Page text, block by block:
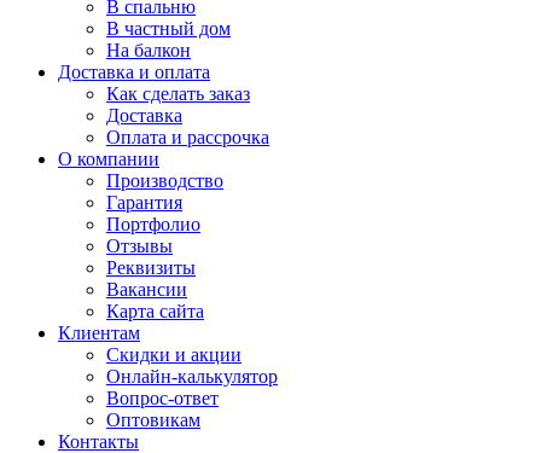
В спальню
В частный дом
На балкон
Доставка и оплата
Как сделать заказ
Доставка
Оплата и рассрочка
О компании
Производство
Гарантия
Портфолио
Отзывы
Реквизиты
Вакансии
Карта сайта
Клиентам
Скидки и акции
Онлайн-калькулятор
Вопрос-ответ
Оптовикам
Контакты